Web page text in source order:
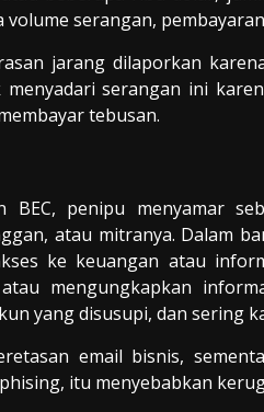
volume serangan,
jarang dilaporkan
serangan ini
tebusan.
BEC, penipu menyamar
atau mitranya. Dalam
ke keuangan atau
mengungkapkan
yang disusupi, dan sering
email bisnis,
itu menyebabkan